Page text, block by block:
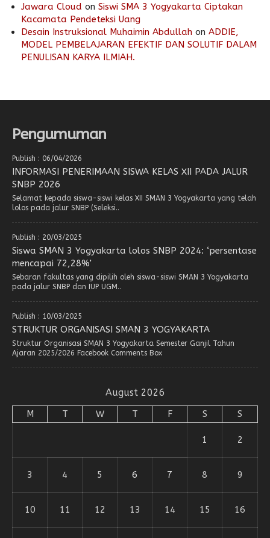
Jawara Cloud on Siswi SMA 3 Yogyakarta Ciptakan
Kacamata Pendeteksi Uang
Desain Instruksional Muhaimin Abdullah on ADDIE,
MODEL PEMBELAJARAN EFEKTIF DAN SOLUTIF DALAM
PENULISAN KARYA ILMIAH.
Pengumuman
Publish : 06/04/2026
INFORMASI PENERIMAAN SISWA KELAS XII PADA JALUR
SNBP 2026
Selamat kepada siswa-siswi kelas XII SMAN 3 Yogyakarta yang telah
lolos pada jalur SNBP (Seleksi..
Publish : 20/03/2025
Siswa SMAN 3 Yogyakarta lolos SNBP 2024: ‘persentase
mencapai 72,28%’
Sebaran fakultas yang dipilih oleh siswa-siswi SMAN 3 Yogyakarta
pada jalur SNBP dan IUP UGM..
Publish : 10/03/2025
STRUKTUR ORGANISASI SMAN 3 YOGYAKARTA
Struktur Organisasi SMAN 3 Yogyakarta Semester Ganjil Tahun
Ajaran 2025/2026 Facebook Comments Box
August 2026
M T W T F S S
1 2
3 4 5 6 7 8 9
10 11 12 13 14 15 16